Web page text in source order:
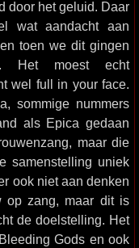
door het geluid. Daar
wat aandacht aan
toen we dit gingen
Het moest echt
wel full in your face.
sommige nummers
als Epica gedaan
maar die
samenstelling uniek
ook niet aan denken
op zang, maar dit is
de doelstelling. Het
Gods en ook